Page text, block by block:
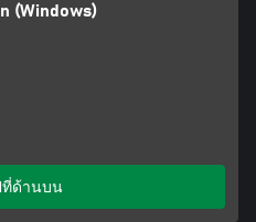
(Windows)
ที่ด้านบน